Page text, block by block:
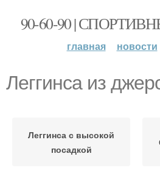
90-60-90 |
главная новости
Леггинса из
Леггинса с высокой
посадкой